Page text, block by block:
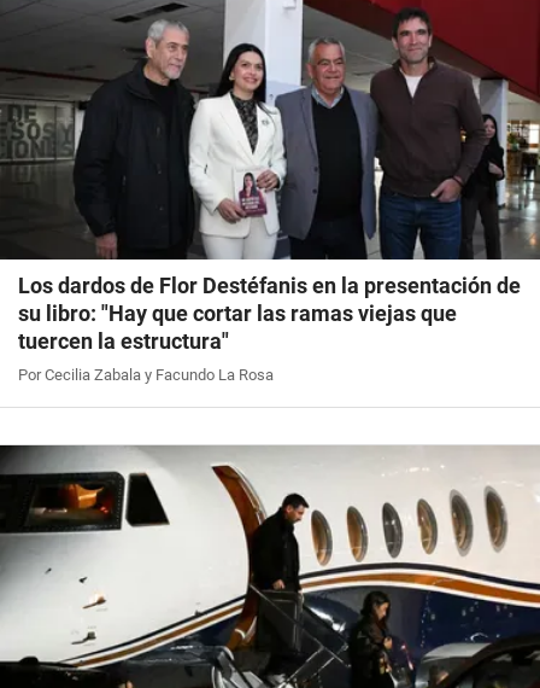
Los dardos de Flor Destéfanis en la presentación de
su libro: "Hay que cortar las ramas viejas que
tuercen la estructura"
Por Cecilia Zabala y Facundo La Rosa